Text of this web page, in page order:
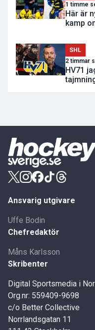
1 timme
Här är
kamp
SHL
2 timmar
HV71
Ansvarig utgivare
Uffe Bodin
Chefredaktör
Måns Karlsson
Skribenter
Digital Sportsmedia i
Org.nr: 559409-9698
c/o Better Collective
Norrlandsgatan 11